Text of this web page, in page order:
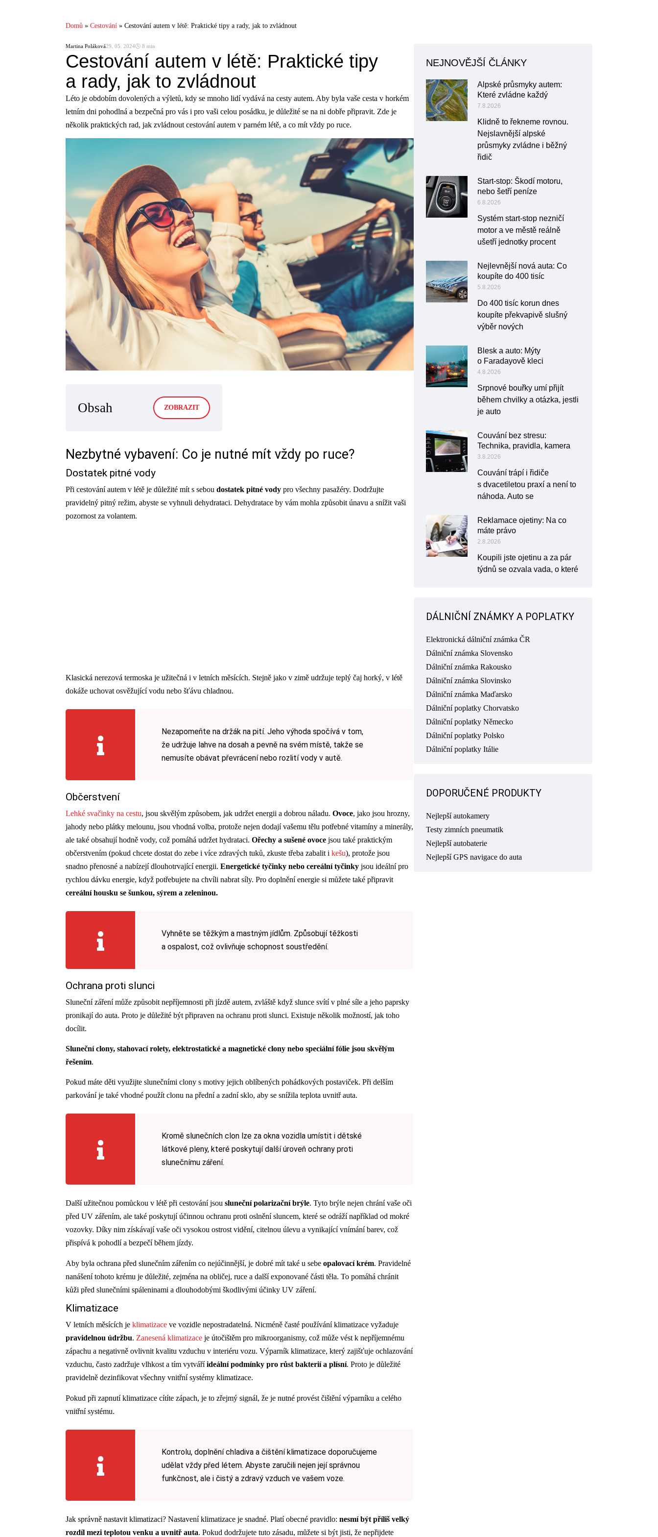
Domů » Cestování » Cestování autem v létě: Praktické tipy a rady, jak to zvládnout
Martina Poláková29. 05. 2024🕓 8 min
Cestování autem v létě: Praktické tipy
a rady, jak to zvládnout
Léto je obdobím dovolených a výletů, kdy se mnoho lidí vydává na cesty autem. Aby byla vaše cesta v horkém
letním dni pohodlná a bezpečná pro vás i pro vaši celou posádku, je důležité se na ni dobře připravit. Zde je
několik praktických rad, jak zvládnout cestování autem v parném létě, a co mít vždy po ruce.
Obsah ZOBRAZIT
Nezbytné vybavení: Co je nutné mít vždy po ruce?
Dostatek pitné vody
Při cestování autem v létě je důležité mít s sebou dostatek pitné vody pro všechny pasažéry. Dodržujte
pravidelný pitný režim, abyste se vyhnuli dehydrataci. Dehydratace by vám mohla způsobit únavu a snížit vaši
pozornost za volantem.
Klasická nerezová termoska je užitečná i v letních měsících. Stejně jako v zimě udržuje teplý čaj horký, v létě
dokáže uchovat osvěžující vodu nebo šťávu chladnou.
Nezapomeňte na držák na pití. Jeho výhoda spočívá v tom,
že udržuje lahve na dosah a pevně na svém místě, takže se
nemusíte obávat převrácení nebo rozlití vody v autě.
Občerstvení
Lehké svačinky na cestu, jsou skvělým způsobem, jak udržet energii a dobrou náladu. Ovoce, jako jsou hrozny,
jahody nebo plátky melounu, jsou vhodná volba, protože nejen dodají vašemu tělu potřebné vitamíny a minerály,
ale také obsahují hodně vody, což pomáhá udržet hydrataci. Ořechy a sušené ovoce jsou také praktickým
občerstvením (pokud chcete dostat do zebe i více zdravých tuků, zkuste třeba zabalit i kešu), protože jsou
snadno přenosné a nabízejí dlouhotrvající energii. Energetické tyčinky nebo cereální tyčinky jsou ideální pro
rychlou dávku energie, když potřebujete na chvíli nabrat síly. Pro doplnění energie si můžete také připravit
cereální housku se šunkou, sýrem a zeleninou.
Vyhněte se těžkým a mastným jídlům. Způsobují těžkosti
a ospalost, což ovlivňuje schopnost soustředění.
Ochrana proti slunci
Sluneční záření může způsobit nepříjemnosti při jízdě autem, zvláště když slunce svítí v plné síle a jeho paprsky
pronikají do auta. Proto je důležité být připraven na ochranu proti slunci. Existuje několik možností, jak toho
docílit.
Sluneční clony, stahovací rolety, elektrostatické a magnetické clony nebo speciální fólie jsou skvělým
řešením.
Pokud máte děti využijte slunečními clony s motivy jejich oblíbených pohádkových postaviček. Při delším
parkování je také vhodné použít clonu na přední a zadní sklo, aby se snížila teplota uvnitř auta.
Kromě slunečních clon lze za okna vozidla umístit i dětské
látkové pleny, které poskytují další úroveň ochrany proti
slunečnímu záření.
Další užitečnou pomůckou v létě při cestování jsou sluneční polarizační brýle. Tyto brýle nejen chrání vaše oči
před UV zářením, ale také poskytují účinnou ochranu proti oslnění sluncem, které se odráží například od mokré
vozovky. Díky nim získávají vaše oči vysokou ostrost vidění, citelnou úlevu a vynikající vnímání barev, což
přispívá k pohodlí a bezpečí během jízdy.
Aby byla ochrana před slunečním zářením co nejúčinnější, je dobré mít také u sebe opalovací krém. Pravidelné
nanášení tohoto krému je důležité, zejména na obličej, ruce a další exponované části těla. To pomáhá chránit
kůži před slunečními spáleninami a dlouhodobými škodlivými účinky UV záření.
Klimatizace
V letních měsících je klimatizace ve vozidle nepostradatelná. Nicméně časté používání klimatizace vyžaduje
pravidelnou údržbu. Zanesená klimatizace je útočištěm pro mikroorganismy, což může vést k nepříjemnému
zápachu a negativně ovlivnit kvalitu vzduchu v interiéru vozu. Výparník klimatizace, který zajišťuje ochlazování
vzduchu, často zadržuje vlhkost a tím vytváříideální podmínky pro růst bakterií a plísní. Proto je důležité
pravidelně dezinfikovat všechny vnitřní systémy klimatizace.
Pokud při zapnutí klimatizace cítíte zápach, je to zřejmý signál, že je nutné provést čištění výparníku a celého
vnitřní systému.
Kontrolu, doplnění chladiva a čištění klimatizace doporučujeme
udělat vždy před létem. Abyste zaručili nejen její správnou
funkčnost, ale i čistý a zdravý vzduch ve vašem voze.
Jak správně nastavit klimatizaci? Nastavení klimatizace je snadné. Platí obecné pravidlo: nesmí být příliš velký
rozdíl mezi teplotou venku a uvnitř auta. Pokud dodržujete tuto zásadu, můžete si být jisti, že nepřijdete
NEJNOVĚJŠÍ ČLÁNKY
Alpské průsmyky autem:
Které zvládne každý
7.8.2026
Klidně to řekneme rovnou.
Nejslavnější alpské
průsmyky zvládne i běžný
řidič
Start-stop: Škodí motoru,
nebo šetří peníze
6.8.2026
Systém start-stop nezničí
motor a ve městě reálně
ušetří jednotky procent
Nejlevnější nová auta: Co
koupíte do 400 tisíc
5.8.2026
Do 400 tisíc korun dnes
koupíte překvapivě slušný
výběr nových
Blesk a auto: Mýty
o Faradayově kleci
4.8.2026
Srpnové bouřky umí přijít
během chvilky a otázka, jestli
je auto
Couvání bez stresu:
Technika, pravidla, kamera
3.8.2026
Couvání trápí i řidiče
s dvacetiletou praxí a není to
náhoda. Auto se
Reklamace ojetiny: Na co
máte právo
2.8.2026
Koupili jste ojetinu a za pár
týdnů se ozvala vada, o které
DÁLNIČNÍ ZNÁMKY A POPLATKY
Elektronická dálniční známka ČR
Dálniční známka Slovensko
Dálniční známka Rakousko
Dálniční známka Slovinsko
Dálniční známka Maďarsko
Dálniční poplatky Chorvatsko
Dálniční poplatky Německo
Dálniční poplatky Polsko
Dálniční poplatky Itálie
DOPORUČENÉ PRODUKTY
Nejlepší autokamery
Testy zimních pneumatik
Nejlepší autobaterie
Nejlepší GPS navigace do auta